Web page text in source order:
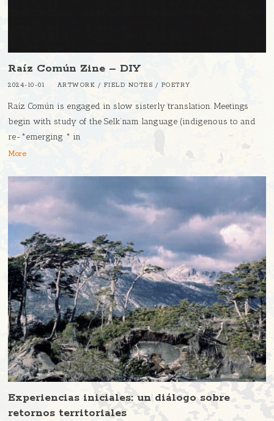
Raíz Común Zine – DIY
2024-10-01 ARTWORK / FIELD NOTES / POETRY
Raíz Común is engaged in slow sisterly translation. Meetings
begin with study of the Selk’nam language (indigenous to and
re-*emerging * in
More
Experiencias iniciales: un diálogo sobre
retornos territoriales